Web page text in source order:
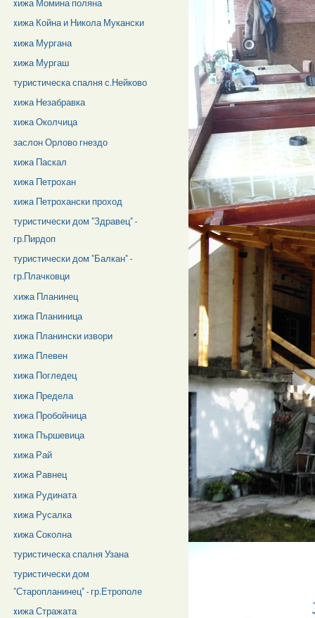
xижа Момина поляна
xижа Койна и Никола Мукански
xижа Мургана
xижа Мургаш
туристическа спалня с.Нейково
xижа Незабравка
xижа Околчица
заслон Орлово гнездо
xижа Паскал
xижа Петрохан
xижа Петрохански проход
туристически дом "Здравец" -
гр.Пирдоп
туристически дом "Балкан" -
гр.Плачковци
хижа Планинец
xижа Планиница
xижа Планински извори
xижа Плевен
xижа Погледец
xижа Предела
xижа Пробойница
xижа Пършевица
xижа Рай
xижа Равнец
xижа Рудината
xижа Русалка
xижа Соколна
туристическа спалня Узана
туристически дом
"Старопланинец" - гр.Етрополе
xижа Стражата